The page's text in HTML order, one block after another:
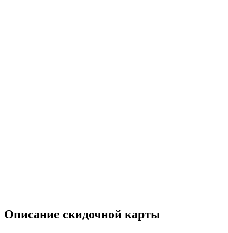
Описание скидочной карты